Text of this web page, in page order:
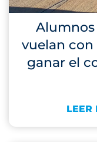
Alumnos
vuelan con
ganar el
LEER